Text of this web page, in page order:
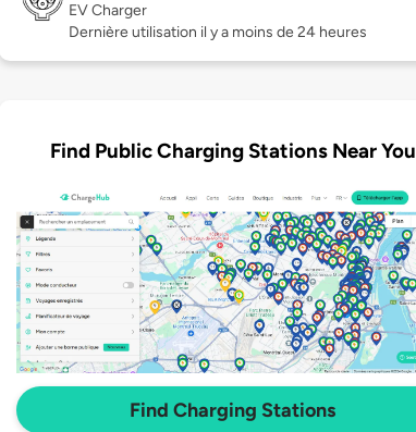
EV Charger
Dernière utilisation il y a moins de 24 heures
Find Public Charging Stations Near You
Find Charging Stations